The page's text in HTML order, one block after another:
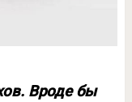
Вроде бы